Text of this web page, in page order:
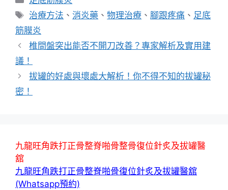
類
標
籤
治療方法 、消炎藥 、物理治療 、 腳跟疼痛 、 足底
筋膜炎
椎間盤突出能否不開刀改善？專家解析及實用建
議！
拔罐的好處與壞處大解析！你不得不知的拔罐秘
密！
九龍旺角跌打正骨整脊啪骨整骨復位針炙及拔罐醫
舘
九龍旺角跌打正骨整脊啪骨復位針炙及拔罐醫舘
(Whatsapp預約)